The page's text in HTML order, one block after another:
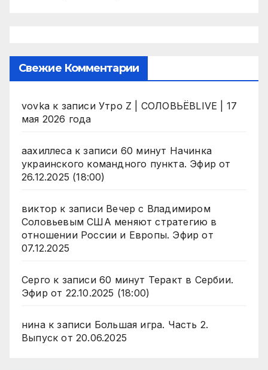
Свежие Комментарии
vovka к записи Утро Z | СОЛОВЬЁВLIVE | 17
мая 2026 года
аахиллесак записи 60 минут Начинка
украинского командного пункта. Эфир от
26.12.2025 (18:00)
виктор к записи Вечер с Владимиром
Соловьевым США меняют стратегию в
отношении России и Европы. Эфир от
07.12.2025
Серго к записи 60 минут Теракт в Сербии.
Эфир от 22.10.2025 (18:00)
нинак записи Большая игра. Часть 2.
Выпуск от 20.06.2025